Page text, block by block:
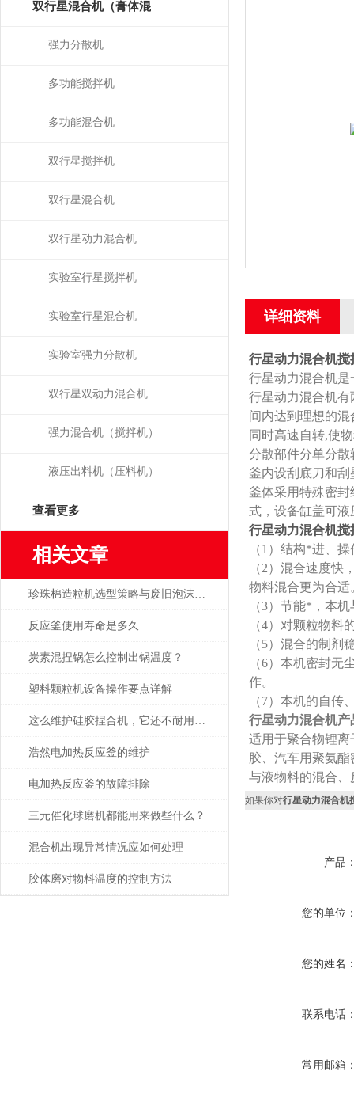
双行星混合机（膏体混
拌）强力分散机
多功能搅拌机
多功能混合机
双行星搅拌机
双行星混合机
双行星动力混合机
实验室行星搅拌机
实验室行星混合机
实验室强力分散机
双行星双动力混合机
强力混合机（搅拌机）
液压出料机（压料机）
查看更多
相关文章
珍珠棉造粒机选型策略与废旧泡沫再生适配要点
反应釜使用寿命是多久
炭素混捏锅怎么控制出锅温度？
塑料颗粒机设备操作要点详解
这么维护硅胶捏合机，它还不耐用你找我
浩然电加热反应釜的维护
电加热反应釜的故障排除
三元催化球磨机都能用来做些什么？
混合机出现异常情况应如何处理
胶体磨对物料温度的控制方法
详细资料
行星动力混合机搅
行星动力混合机
行星动力混合机
间内达到理想的
同时高速自转,使
分散部件分单分
釜内设刮底刀和
釜体采用特殊密
式，设备缸盖可
行星动力混合机搅
（1）结构*进、
（2）混合速度
物料混合更为合适
（3）节能*，本
（4）对颗粒物料
（5）混合的制剂
（6）本机密封
作。
（7）本机的自传
行星动力混合机产
适用于聚合物锂
胶、汽车用聚氨
与液物料的混合
如果你对行星动力混合机
产品
您的单位
您的姓名
联系电话
常用邮箱